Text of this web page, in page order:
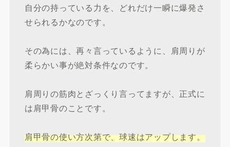
自分の持っている力を、どれだけ一瞬に爆発さ
せられるかなのです。
その為には、再々言っているように、肩周りが
柔らかい事が絶対条件なのです。
肩周りの筋肉とざっくり言ってますが、正式に
は肩甲骨のことです。
肩甲骨の使い方次第で、球速はアップします。